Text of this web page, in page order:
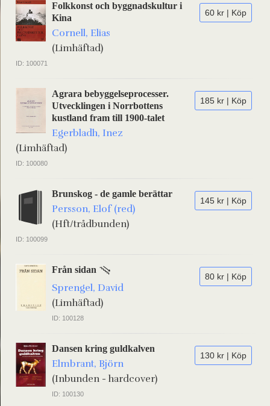
60 kr | Köp
Folkkonst och byggnadskultur i
Kina
Cornell, Elias
(Limhäftad)
ID: 100071
185 kr | Köp
Agrara bebyggelseprocesser.
Utvecklingen i Norrbottens
kustland fram till 1900-talet
Egerbladh, Inez
(Limhäftad)
ID: 100080
145 kr | Köp
Brunskog - de gamle berättar
Persson, Elof (red)
(Hft/trådbunden)
ID: 100099
80 kr | Köp
Från sidan
Sprengel, David
(Limhäftad)
ID: 100128
130 kr | Köp
Dansen kring guldkalven
Elmbrant, Björn
(Inbunden - hardcover)
ID: 100130